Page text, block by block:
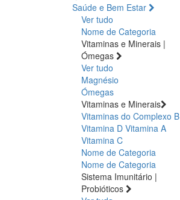
Saúde e Bem Estar
Ver tudo
Nome de Categoria
Vitaminas e Minerais |
Ómegas
Ver tudo
Magnésio
Ómegas
Vitaminas e Minerais
Vitaminas do Complexo B
Vitamina D Vitamina A
Vitamina C
Nome de Categoria
Nome de Categoria
Sistema Imunitário |
Probióticos